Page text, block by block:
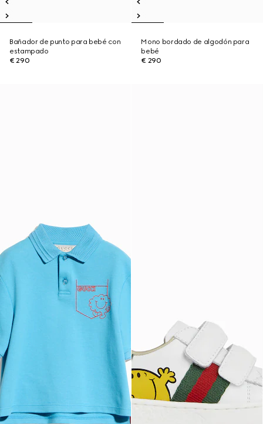
Bañador de punto para bebé con
estampado
€ 290
Mono bordado de algodón para
bebé
€ 290